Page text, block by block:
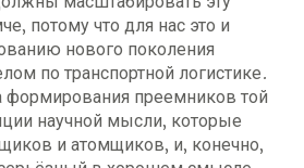
потому что для нас это и
нового поколения
по транспортной логистике.
формирования преемников той
научной мысли, которые
и атомщиков, и, конечно,